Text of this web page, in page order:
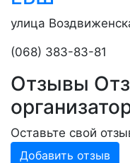
улица
(068) 383-83-81
Отзывы
Оставьте свой
Добавить отзыв